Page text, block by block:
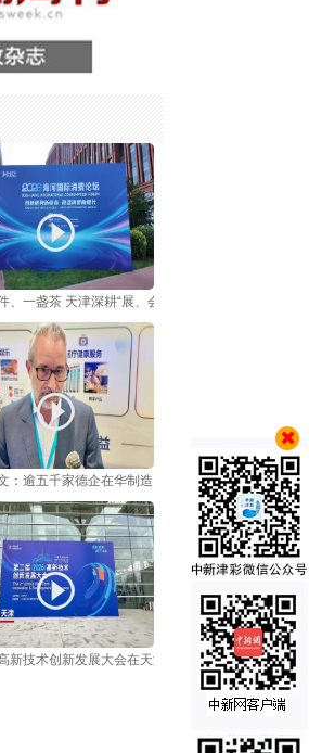
、一盏茶 天津深耕“展、会”联动让“流量”变“留量”
逻辑
：逾五千家德企在华制造 ，中国本地消费至关重要
新技术创新发展大会在天津举行